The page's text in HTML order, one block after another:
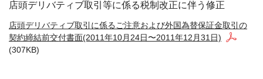
店頭デリバティブ取引等に係る税制改正に伴う修正
店頭デリバティブ取引に係るご注意および外国為替保証金取引の
契約締結前交付書面(2011年10月24日〜2011年12月31日)
(307KB)